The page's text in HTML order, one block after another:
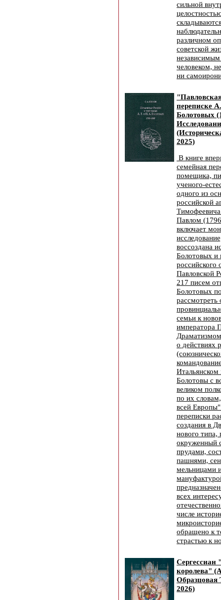
сильной
различном
советской
человеком,
ни
переписке
Болотовых
2025)
В книге
семейная
помещика,
ученого-
одного из
российской
Павлом
включает
воссоздана
Болотовых и
российского
Павловской
217 писем
Болотовых
семьи к
императора
о действиях
Итальянском
Болотовы с
великом
по их
всей
переписки
создания в
нового типа,
окруженный
прудами,
пашнями,
мельницами
всех
числе
обращено к
страстью к
Сергессиан
королева"
2026)